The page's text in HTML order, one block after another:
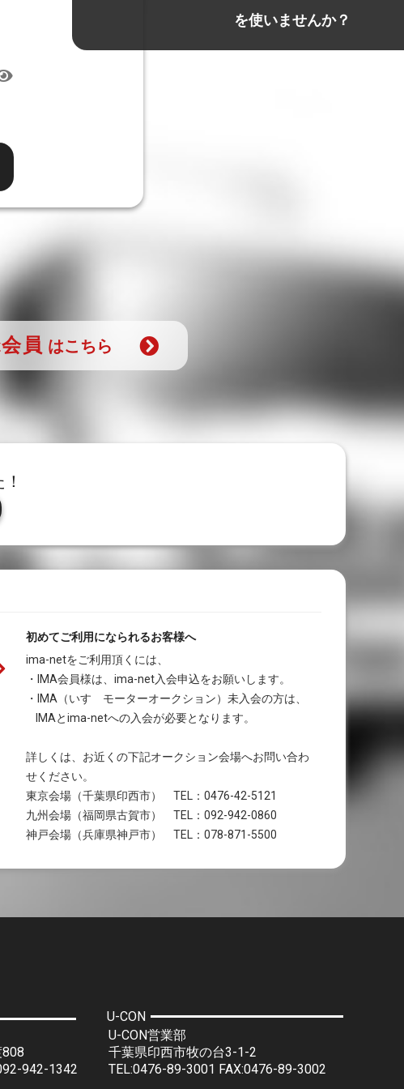
員 はこちら
初めてご利用になられるお客様へ
ima-netをご利用頂くには、
・IMA会員様は、ima-net入会申込をお願いします。
・IMA（いすゞモーターオークション）未入会の方は、
IMAとima-netへの入会が必要となります。
詳しくは、お近くの下記オークション会場へお問い合わ
せください。
東京会場（千葉県印西市） TEL：0476-42-5121
九州会場（福岡県古賀市） TEL：092-942-0860
神戸会場（兵庫県神戸市） TEL：078-871-5500
942-1342
U-CON
U-CON営業部
千葉県印西市牧の台3-1-2
TEL:0476-89-3001 FAX:0476-89-3002
を使いませんか？